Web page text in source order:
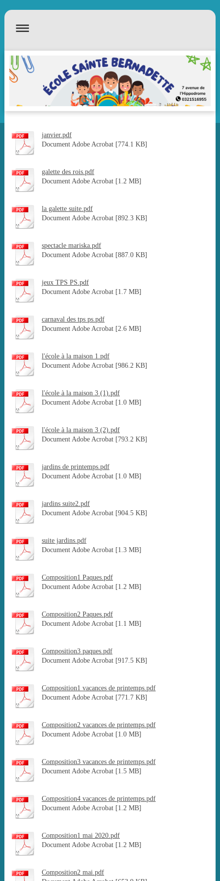
janvier.pdf
Document Adobe Acrobat [774.1 KB]
galette des rois.pdf
Document Adobe Acrobat [1.2 MB]
la galette suite.pdf
Document Adobe Acrobat [892.3 KB]
spectacle mariska.pdf
Document Adobe Acrobat [887.0 KB]
jeux TPS PS.pdf
Document Adobe Acrobat [1.7 MB]
carnaval des tps ps.pdf
Document Adobe Acrobat [2.6 MB]
l'école à la maison 1.pdf
Document Adobe Acrobat [986.2 KB]
l'école à la maison 3 (1).pdf
Document Adobe Acrobat [1.0 MB]
l'école à la maison 3 (2).pdf
Document Adobe Acrobat [793.2 KB]
jardins de printemps.pdf
Document Adobe Acrobat [1.0 MB]
jardins suite2.pdf
Document Adobe Acrobat [904.5 KB]
suite jardins.pdf
Document Adobe Acrobat [1.3 MB]
Composition1 Paques.pdf
Document Adobe Acrobat [1.2 MB]
Composition2 Paques.pdf
Document Adobe Acrobat [1.1 MB]
Composition3 paques.pdf
Document Adobe Acrobat [917.5 KB]
Composition1 vacances de printemps.pdf
Document Adobe Acrobat [771.7 KB]
Composition2 vacances de printemps.pdf
Document Adobe Acrobat [1.0 MB]
Composition3 vacances de printemps.pdf
Document Adobe Acrobat [1.5 MB]
Composition4 vacances de printemps.pdf
Document Adobe Acrobat [1.2 MB]
Composition1 mai 2020.pdf
Document Adobe Acrobat [1.2 MB]
Composition2 mai.pdf